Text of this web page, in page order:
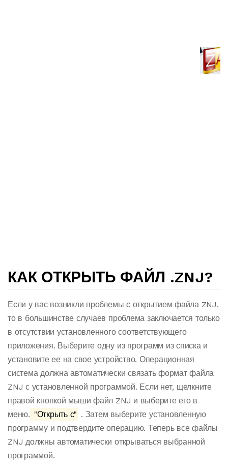
КАК ОТКРЫТЬ ФАЙЛ .ZNJ?
Если у вас возникли проблемы с открытием файла ZNJ,
то в большинстве случаев проблема заключается только
в отсутствии установленного соответствующего
приложения. Выберите одну из программ из списка и
установите ее на свое устройство. Операционная
система должна автоматически связать формат файла
ZNJ с установленной программой. Если нет, щелкните
правой кнопкой мыши файл ZNJ и выберите его в
меню. "Открыть с" . Затем выберите установленную
программу и подтвердите операцию. Теперь все файлы
ZNJ должны автоматически открываться выбранной
программой.